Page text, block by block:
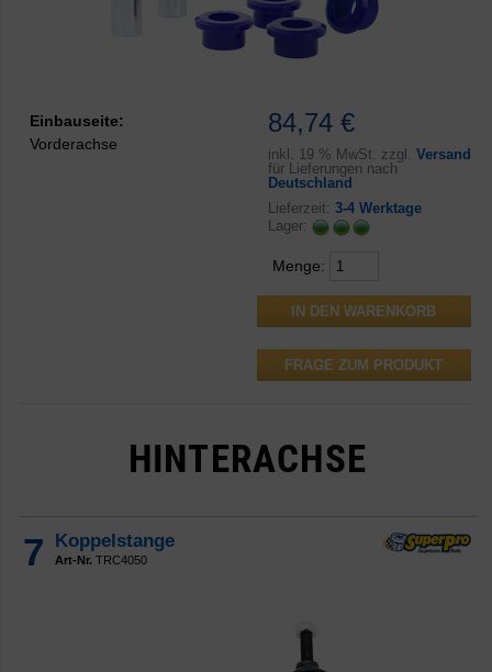
84,74 €
inkl. 19 % MwSt. zzgl. Versand
für Lieferungen nach
Deutschland
Lieferzeit: 3-4 Werktage
Lager:
Menge:
FRAGE ZUM PRODUKT
Einbauseite:
Vorderachse
HINTERACHSE
7 Koppelstange
Art-Nr. TRC4050